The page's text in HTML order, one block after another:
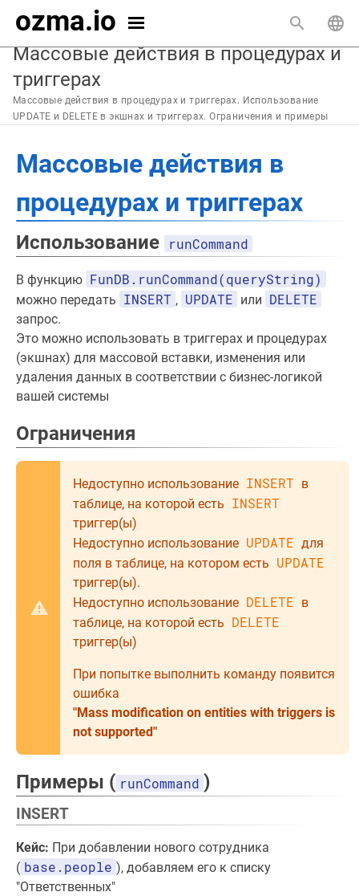
ozma.io
Массовые действия в процедурах и
триггерах
Массовые действия в процедурах и триггерах. Использование
UPDATE и DELETE в экшнах и триггерах. Ограничения и примеры
Массовые действия в
процедурах и триггерах
Использование runCommand
В функцию FunDB.runCommand(queryString)
можно передать INSERT , UPDATE или DELETE
запрос.
Это можно использовать в триггерах и процедурах
(экшнах) для массовой вставки, изменения или
удаления данных в соответствии с бизнес-логикой
вашей системы
Ограничения
Недоступно использование INSERT в
таблице, на которой есть INSERT
триггер(ы)
Недоступно использование UPDATE для
поля в таблице, на котором есть UPDATE
триггер(ы).
Недоступно использование DELETE в
таблице, на которой есть DELETE
триггер(ы)
При попытке выполнить команду появится
ошибка
"Mass modification on entities with triggers is
not supported"
Примеры ( runCommand )
INSERT
Кейс: При добавлении нового сотрудника
( base.people ), добавляем его к списку
"Ответственных"